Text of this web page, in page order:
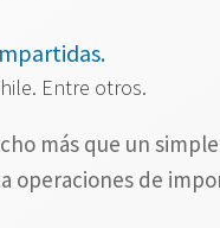
Entre otros.
más que un
operaciones de